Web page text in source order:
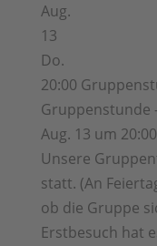
Aug.
13
Do.
20:00
Gruppenstunde
Aug. 13 um
Unsere
statt. (An
ob die Gruppe
Erstbesuch hat